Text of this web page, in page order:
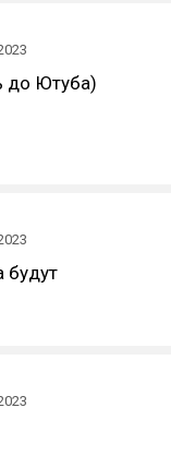
до Ютуба)
будут